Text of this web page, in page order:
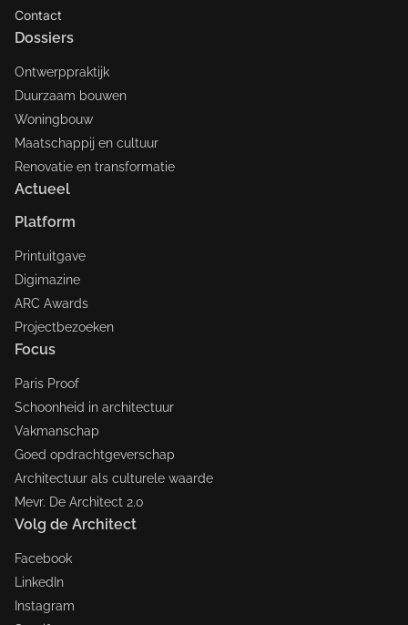
Contact
Dossiers
Ontwerppraktijk
Duurzaam bouwen
Woningbouw
Maatschappij en cultuur
Renovatie en transformatie
Actueel
Platform
Printuitgave
Digimazine
ARC Awards
Projectbezoeken
Focus
Paris Proof
Schoonheid in architectuur
Vakmanschap
Goed opdrachtgeverschap
Architectuur als culturele waarde
Mevr. De Architect 2.0
Volg de Architect
Facebook
LinkedIn
Instagram